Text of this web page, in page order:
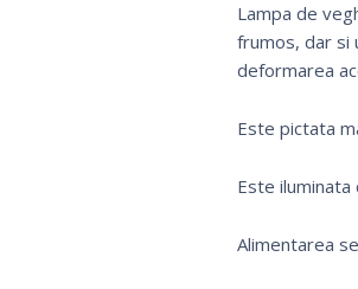
Lampa de
frumos, dar si
deformarea
Este pictata
Este iluminata
Alimentarea